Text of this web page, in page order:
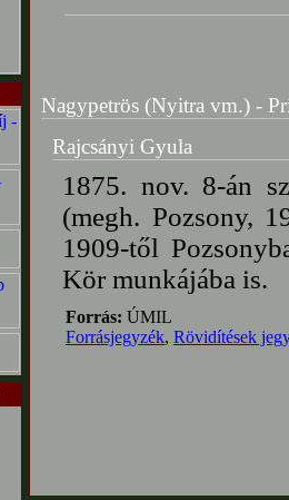
Nagypetrös (Nyitra vm.) -
Rajcsányi Gyula
1875. nov. 8-án
(megh. Pozsony,
1909-től
Kör munkájába is.
Forrás: ÚMIL
Forrásjegyzék, Rövidítések